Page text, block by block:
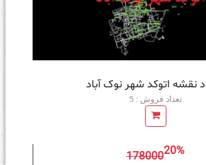
نقشه اتوکد شهر نوک آباد
تعداد فروش : 5
17800020%